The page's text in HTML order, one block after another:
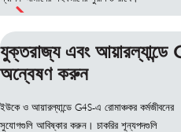
যুক্তরাজ্য এবং আয়ারল্যান্ডে
অন্বেষণ করুন
ইউকে ও আয়ারল্যান্ডে G4S-এ রোমাঞ্চকর কর্মজীবনের
সুযোগগুলি আবিষ্কার করুন। চাকরির শূন্যপদগুলি